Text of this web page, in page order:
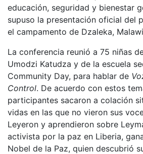
educación, seguridad y bienestar
supuso la presentación oficial del
el campamento de Dzaleka,
La conferencia reunió a 75 niñas
Umodzi Katudza y de la escuela
Community Day, para hablar de
Control. De acuerdo con estos
participantes sacaron a colación
vidas en las que no vieron sus
Leyeron y aprendieron sobre
activista por la paz en Liberia,
Nobel de la Paz, quien descubrió